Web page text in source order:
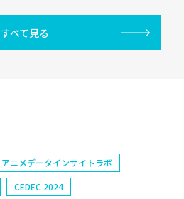
すべて見る
アニメデータインサイトラボ
CEDEC 2024